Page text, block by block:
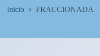
Inicio FRACCIONADA